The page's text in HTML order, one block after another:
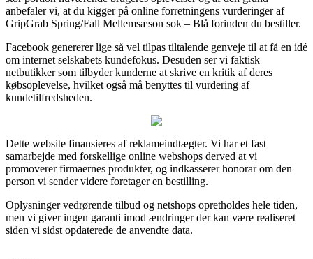
anbefaler vi, at du kigger på online forretningens vurderinger af
GripGrab Spring/Fall Mellemsæson sok – Blå forinden du bestiller.
Facebook genererer lige så vel tilpas tiltalende genveje til at få en idé
om internet selskabets kundefokus. Desuden ser vi faktisk
netbutikker som tilbyder kunderne at skrive en kritik af deres
købsoplevelse, hvilket også må benyttes til vurdering af
kundetilfredsheden.
Dette website finansieres af reklameindtægter. Vi har et fast
samarbejde med forskellige online webshops derved at vi
promoverer firmaernes produkter, og indkasserer honorar om den
person vi sender videre foretager en bestilling.
Oplysninger vedrørende tilbud og netshops opretholdes hele tiden,
men vi giver ingen garanti imod ændringer der kan være realiseret
siden vi sidst opdaterede de anvendte data.